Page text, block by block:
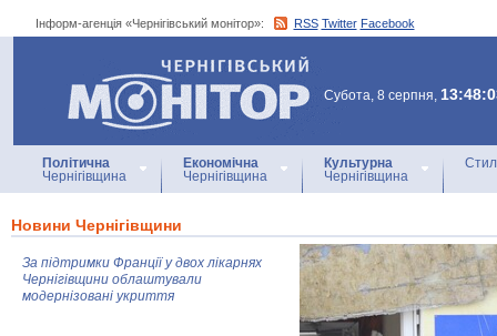
Інформ-агенція «Чернігівський монітор»: RSS Twitter Facebook
Інформ-агенція
«Чернігівський монітор»
Субота, 8 серпня,
Політична
Чернігівщина
Економічна
Чернігівщина
Культурна
Чернігівщина
Новини Чернігівщини
За підтримки Франції у двох лікарнях
Чернігівщини облаштували
модернізовані укриття